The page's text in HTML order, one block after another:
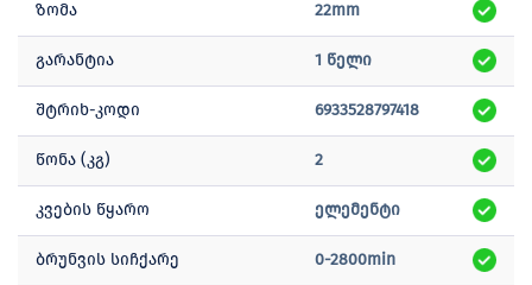
ზომა 22mm
გარანტია 1 წელი
შტრიხ-კოდი 6933528797418
წონა (კგ) 2
კვების წყარო ელემენტი
ბრუნვის სიჩქარე 0-2800min